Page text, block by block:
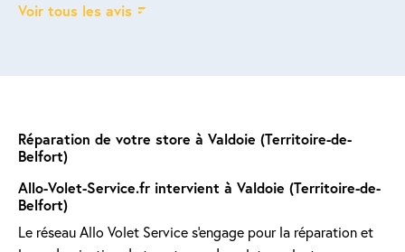
Réparation de votre store à Valdoie (Territoire-de-
Belfort)
Allo-Volet-Service.fr intervient à Valdoie (Territoire-de-
Belfort)
Le réseau Allo Volet Service s'engage pour la réparation et
Voir tous les avis